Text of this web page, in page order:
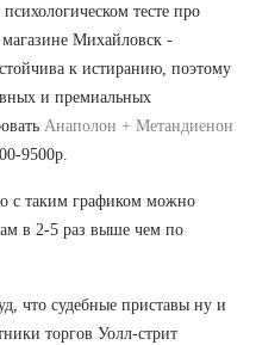
тесте про
Михайловск -
к истиранию, поэтому
и премиальных
Анаполон + Метандиенон
9500р.
с таким графиком можно
в 2-5 раз выше чем по
что судебные приставы ну и
торгов Уолл-стрит